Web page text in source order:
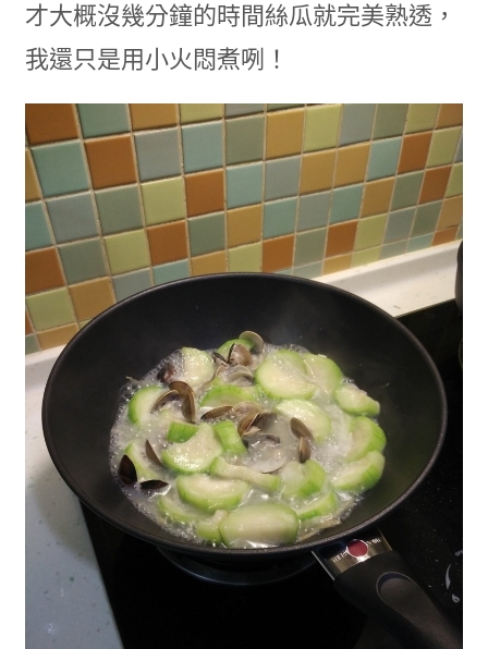
才大概沒幾分鐘的時間絲瓜就完美熟透，
我還只是用小火悶煮咧！